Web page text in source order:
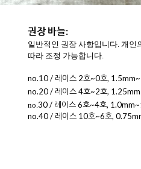
권장 바늘:
일반적인 권장 사항입니다. 개인
따라 조정 가능합니다.
no.10 / 레이스 2호~0호,
no.20 / 레이스 4호~2호,
no. 30 / 레이스 6호~4호,
no.40 / 레이스 10호~6호,